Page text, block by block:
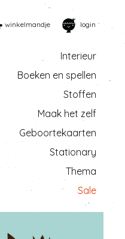
winkelmandje login
Interieur
Boeken en spellen
Stoffen
Maak het zelf
Geboortekaarten
Stationary
Thema
Sale